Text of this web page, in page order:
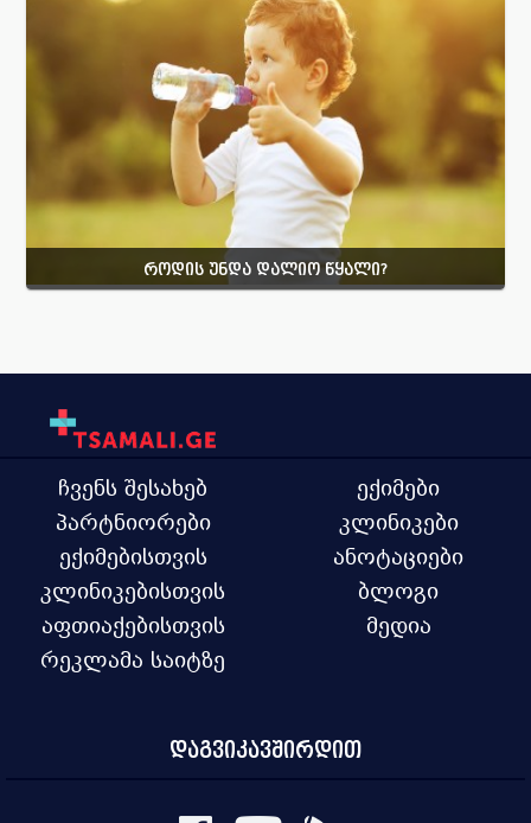
როდის უნდა დალიო წყალი?
ჩვენს შესახებ
პარტნიორები
ექიმებისთვის
კლინიკებისთვის
აფთიაქებისთვის
რეკლამა საიტზე
ექიმები
კლინიკები
ანოტაციები
ბლოგი
მედია
დაგვიკავშირდით